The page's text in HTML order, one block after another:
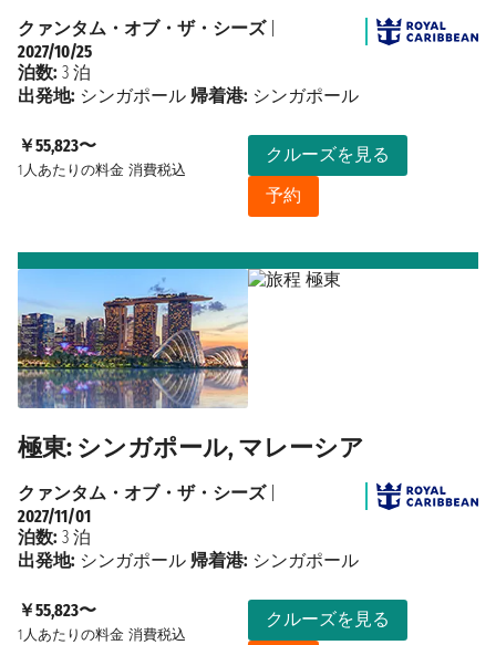
￥55,823〜
1人あたりの料金 消費税込
クルーズを見る
予約
クァンタム・オブ・ザ・シーズ|
2027/10/25
泊数: 3 泊
出発地: シンガポール 帰着港: シンガポール
極東: シンガポール, マレーシア
￥55,823〜
1人あたりの料金 消費税込
クルーズを見る
クァンタム・オブ・ザ・シーズ|
2027/11/01
泊数: 3 泊
出発地: シンガポール 帰着港: シンガポール